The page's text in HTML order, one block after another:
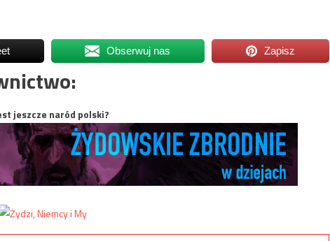
Obserwuj nas Zapisz
jeszcze naród polski?